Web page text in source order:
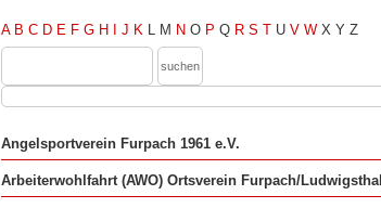
A B C D E F G H J K L M N O P Q R S T U V W X Y Z
Angelsportverein Furpach 1961 e.V.
Arbeiterwohlfahrt (AWO) Ortsverein Furpach/Ludwigsthal